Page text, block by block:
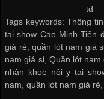
Tags keywords: Thông
tại show Cao Minh Tiến
giá rẻ, quần lót nam giá
nam giá sỉ, Quần lót nam
nhân khoe nội y tại
nam,quần lót nam giá rẻ